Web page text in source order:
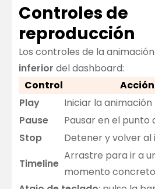
Controles de
reproducción
Los controles de la
inferior del dashboard:
Control
Acción
Play
Iniciar la animación
Pause
Pausar en el punto
Stop
Detener y volver al
Timeline
Arrastre para ir a
momento concreto